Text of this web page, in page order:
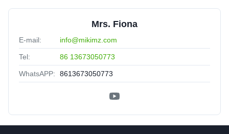
Mrs. Fiona
E-mail: info@mikimz.com
Tel: 86 13673050773
WhatsAPP: 8613673050773